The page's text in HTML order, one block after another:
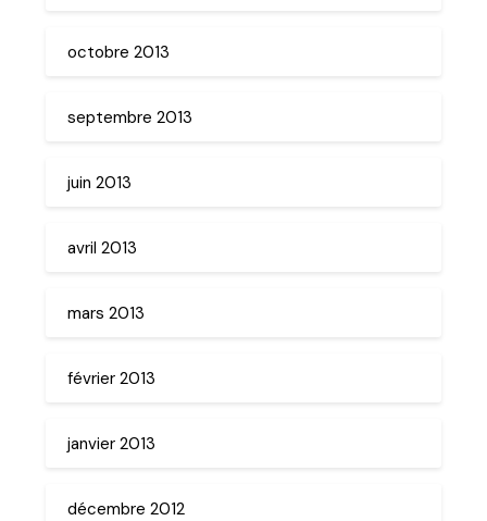
octobre 2013
septembre 2013
juin 2013
avril 2013
mars 2013
février 2013
janvier 2013
décembre 2012